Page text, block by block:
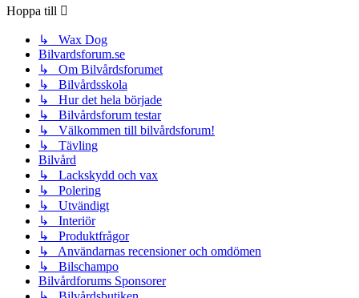
Hoppa till
↳ Wax Dog
Bilvardsforum.se
↳ Om Bilvårdsforumet
↳ Bilvårdsskola
↳ Hur det hela började
↳ Bilvårdsforum testar
↳ Välkommen till bilvårdsforum!
↳ Tävling
Bilvård
↳ Lackskydd och vax
↳ Polering
↳ Utvändigt
↳ Interiör
↳ Produktfrågor
↳ Användarnas recensioner och omdömen
↳ Bilschampo
Bilvårdforums Sponsorer